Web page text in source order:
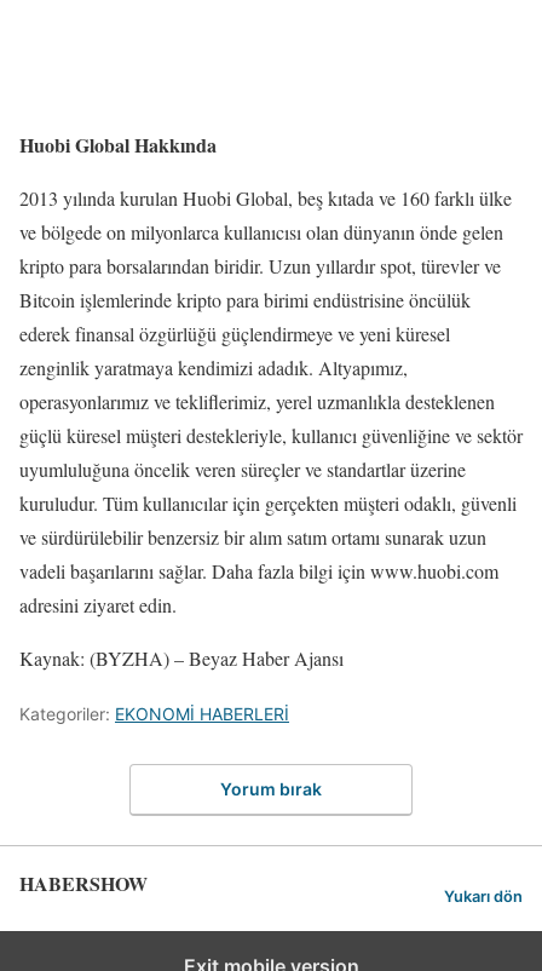
Huobi Global Hakkında
2013 yılında kurulan Huobi Global, beş kıtada ve 160 farklı ülke
ve bölgede on milyonlarca kullanıcısı olan dünyanın önde gelen
kripto para borsalarından biridir. Uzun yıllardır spot, türevler ve
Bitcoin işlemlerinde kripto para birimi endüstrisine öncülük
ederek finansal özgürlüğü güçlendirmeye ve yeni küresel
zenginlik yaratmaya kendimizi adadık. Altyapımız,
operasyonlarımız ve tekliflerimiz, yerel uzmanlıkla desteklenen
güçlü küresel müşteri destekleriyle, kullanıcı güvenliğine ve sektör
uyumluluğuna öncelik veren süreçler ve standartlar üzerine
kuruludur. Tüm kullanıcılar için gerçekten müşteri odaklı, güvenli
ve sürdürülebilir benzersiz bir alım satım ortamı sunarak uzun
vadeli başarılarını sağlar. Daha fazla bilgi için www.huobi.com
adresini ziyaret edin.
Kaynak: (BYZHA) – Beyaz Haber Ajansı
Kategoriler: EKONOMİ HABERLERİ
Yorum bırak
HABERSHOW Yukarı dön